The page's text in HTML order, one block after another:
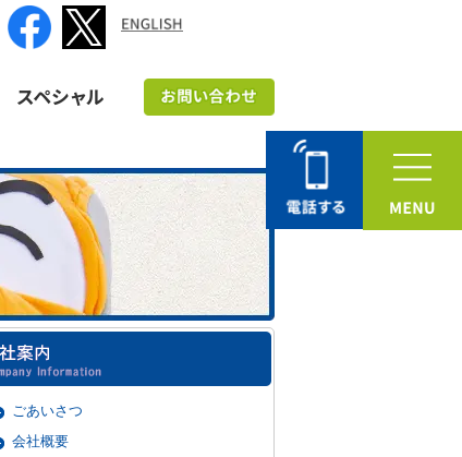
ごあいさつ
会社概要